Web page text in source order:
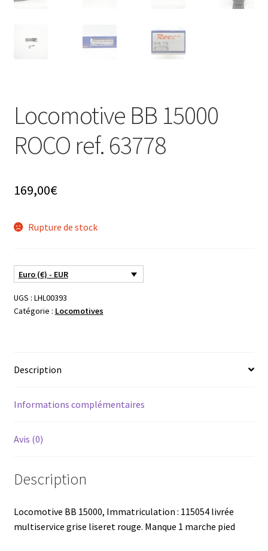
Locomotive BB 15000
ROCO ref. 63778
169,00€
Rupture de stock
Euro (€) - EUR
UGS : LHL00393
Catégorie : Locomotives
Description
Informations complémentaires
Avis (0)
Description
Locomotive BB 15000, Immatriculation : 115054 livrée
multiservice grise liseret rouge. Manque 1 marche pied